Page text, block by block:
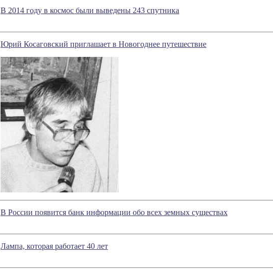
В 2014 году в космос были выведены 243 спутника
Юрий Косаговский приглашает в Новогоднее путешествие
В России появится банк информации обо всех земных существах
Лампа, которая работает 40 лет